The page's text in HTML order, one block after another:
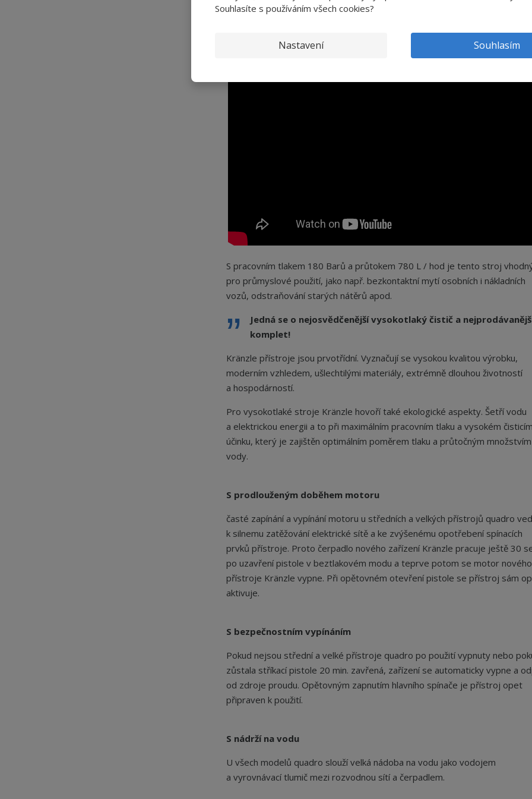
Souhlasíte s používáním všech cookies?
Nastavení Souhlasím
jednodušší a rychlejší a je vhodné do provozů s velkou frekvencí mytí.
S pracovním tlakem 180 Barů a průtokem 780 L / hod je tento stroj
pro průmyslové použití, jako např. bezkontaktní mytí osobních i nákladních
vozů, odstraňování starých nátěrů apod.
Jedná se o nejosvědčenější vysokotlaký čistič a
komplet!
Kränzle přístroje jsou prvotřídní. Vyznačují se vysokou kvalitou výrobku,
moderním vzhledem, ušlechtilými materiály, extrémně dlouhou životností
a hospodárností.
Pro vysokotlaké stroje Kränzle hovoří také ekologické aspekty. Šetří vodu
a elektrickou energii a to při maximálním pracovním tlaku a vysokém
účinku, který je zajištěn optimálním poměrem tlaku a průtočným množstvím
vody.
S prodlouženým doběhem motoru
časté zapínání a vypínání motoru u středních a velkých přístrojů quadro
k silnemu zatěžování elektrické sítě a ke zvýšenému opotřebení spínacích
prvků přístroje. Proto čerpadlo nového zařízení Kränzle pracuje ještě 30
po uzavření pistole v beztlakovém modu a teprve potom se motor nového
přístroje Kränzle vypne. Při opětovném otevření pistole se přístroj sám
aktivuje.
S bezpečnostním vypínáním
Pokud nejsou střední a velké přístroje quadro po použití vypnuty nebo
zůstala stříkací pistole 20 min. zavřená, zařízení se automaticky vypne a
od zdroje proudu. Opětovným zapnutím hlavního spínače je přístroj opet
připraven k použití.
S nádrží na vodu
U všech modelů quadro slouží velká nádoba na vodu jako vodojem
a vyrovnávací tlumič mezi rozvodnou sítí a čerpadlem.